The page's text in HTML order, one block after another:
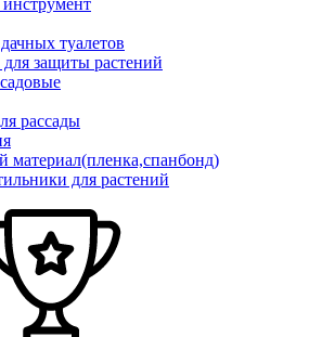
туалетов
для защиты растений
рассады
материал(пленка,спанбонд)
для растений